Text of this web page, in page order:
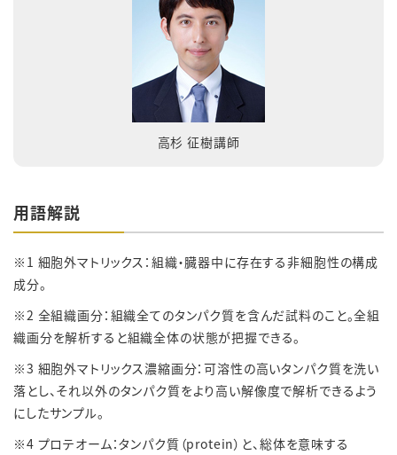
高杉 征樹講師
用語解説
※1 細胞外マトリックス：組織・臓器中に存在する非細胞性の構成
成分。
※2 全組織画分：組織全てのタンパク質を含んだ試料のこと。全組
織画分を解析すると組織全体の状態が把握できる。
※3 細胞外マトリックス濃縮画分：可溶性の高いタンパク質を洗い
落とし、それ以外のタンパク質をより高い解像度で解析できるよう
にしたサンプル。
※4 プロテオーム：タンパク質（protein）と、総体を意味する